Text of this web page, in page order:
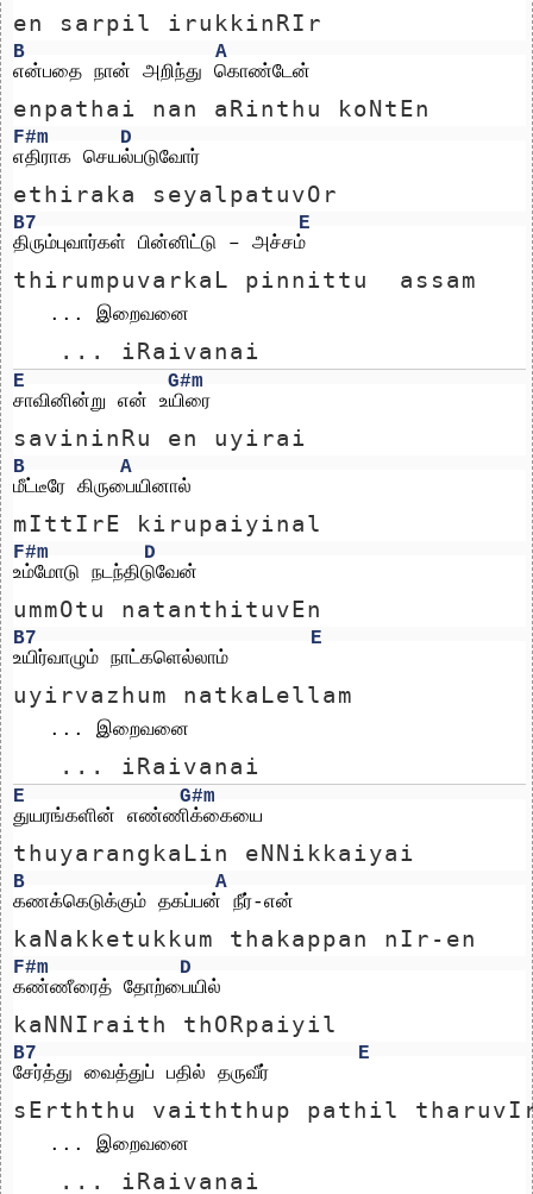
en sarpil irukkinRIr
B
A
என்பதை நான் அறிந்து கொண்டேன்
enpathai nan aRinthu koNtEn
F#m
D
எதிராக செயல்படுவோர்
ethiraka seyalpatuvOr
B7
E
திரும்புவார்கள் பின்னிட்டு – அச்சம்
thirumpuvarkaL pinnittu  assam
   ... இறைவனை
   ... iRaivanai
E
G#m
சாவினின்று என் உயிரை
savininRu en uyirai
B
A
மீட்டீரே கிருபையினால்
mIttIrE kirupaiyinal
F#m
D
உம்மோடு நடந்திடுவேன்
ummOtu natanthituvEn
B7
E
உயிர்வாழும் நாட்களெல்லாம்
uyirvazhum natkaLellam
   ... இறைவனை
   ... iRaivanai
E
G#m
துயரங்களின் எண்ணிக்கையை
thuyarangkaLin eNNikkaiyai
B
A
கணக்கெடுக்கும் தகப்பன் நீர்-என்
kaNakketukkum thakappan nIr-en
F#m
D
கண்ணீரைத் தோற்பையில்
kaNNIraith thORpaiyil
B7
E
சேர்த்து வைத்துப் பதில் தருவீர்
sErththu vaiththup pathil
   ... இறைவனை
   ... iRaivanai